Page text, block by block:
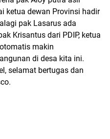
ketua dewan Provinsi hadir
pak Lasarus ada
Krisantus dari PDIP, ketua
makin
di desa kita ini.
selamat bertugas dan